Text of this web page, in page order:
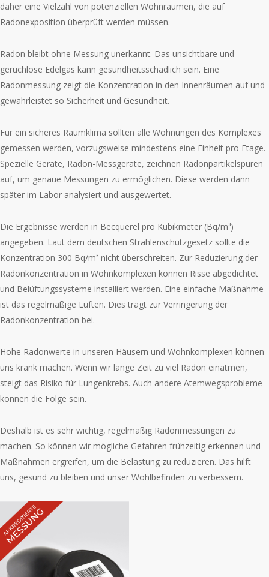
daher eine Vielzahl von potenziellen Wohnräumen, die auf
Radonexposition überprüft werden müssen.
Radon bleibt ohne Messung unerkannt. Das unsichtbare und
geruchlose Edelgas kann gesundheitsschädlich sein. Eine
Radonmessung zeigt die Konzentration in den Innenräumen auf und
gewährleistet so Sicherheit und Gesundheit.
Für ein sicheres Raumklima sollten alle Wohnungen des Komplexes
gemessen werden, vorzugsweise mindestens eine Einheit pro Etage.
Spezielle Geräte, Radon-Messgeräte, zeichnen Radonpartikelspuren
auf, um genaue Messungen zu ermöglichen. Diese werden dann
später im Labor analysiert und ausgewertet.
Die Ergebnisse werden in Becquerel pro Kubikmeter (Bq/m³)
angegeben. Laut dem deutschen Strahlenschutzgesetz sollte die
Konzentration 300 Bq/m³ nicht überschreiten. Zur Reduzierung der
Radonkonzentration in Wohnkomplexen können Risse abgedichtet
und Belüftungssysteme installiert werden. Eine einfache Maßnahme
ist das regelmäßige Lüften. Dies trägt zur Verringerung der
Radonkonzentration bei.
Hohe Radonwerte in unseren Häusern und Wohnkomplexen können
uns krank machen. Wenn wir lange Zeit zu viel Radon einatmen,
steigt das Risiko für Lungenkrebs. Auch andere Atemwegsprobleme
können die Folge sein.
Deshalb ist es sehr wichtig, regelmäßig Radonmessungen zu
machen. So können wir mögliche Gefahren frühzeitig erkennen und
Maßnahmen ergreifen, um die Belastung zu reduzieren. Das hilft
uns, gesund zu bleiben und unser Wohlbefinden zu verbessern.